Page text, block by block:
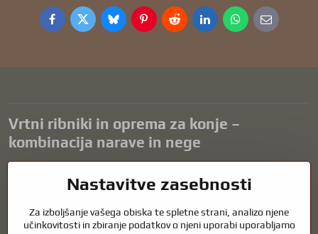
FacebookTwitterBlueskyPinterestRedditLinkedInWhatsApp
E-
mail
Vrtni ribniki in oprema za konje –
kombinacija narave in nege
harmonično okolje za sprostitev in življenje vodnih živali. Pravilna
čisto vodo in zdrav ribnik skozi vse leto. Enako pomembna je skrb za
živali, ki so del našega življenja.
Nastavitve zasebnosti
Za izboljšanje vašega obiska te spletne strani, analizo njene
učinkovitosti in zbiranje podatkov o njeni uporabi uporabljamo